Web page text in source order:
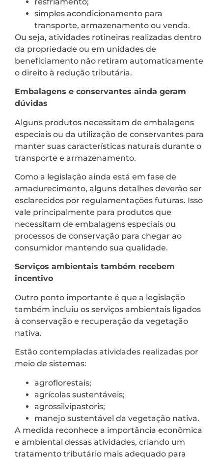
simples acondicionamento para
transporte, armazenamento ou venda.
Ou seja, atividades rotineiras realizadas dentro
da propriedade ou em unidades de
beneficiamento não retiram automaticamente
o direito à redução tributária.
Embalagens e conservantes ainda geram
dúvidas
Alguns produtos necessitam de embalagens
especiais ou da utilização de conservantes para
manter suas características naturais durante o
transporte e armazenamento.
Como a legislação ainda está em fase de
amadurecimento, alguns detalhes deverão ser
esclarecidos por regulamentações futuras. Isso
vale principalmente para produtos que
necessitam de embalagens especiais ou
processos de conservação para chegar ao
consumidor mantendo sua qualidade.
Serviços ambientais também recebem
incentivo
Outro ponto importante é que a legislação
também incluiu os serviços ambientais ligados
à conservação e recuperação da vegetação
nativa.
Estão contempladas atividades realizadas por
meio de sistemas:
agroflorestais;
agrícolas sustentáveis;
agrossilvipastoris;
manejo sustentável da vegetação nativa.
A medida reconhece a importância econômica
e ambiental dessas atividades, criando um
tratamento tributário mais adequado para